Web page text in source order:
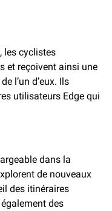
, les cyclistes
et reçoivent ainsi une
l’un d’eux. Ils
utilisateurs Edge qui
dans la
de nouveaux
des itinéraires
des